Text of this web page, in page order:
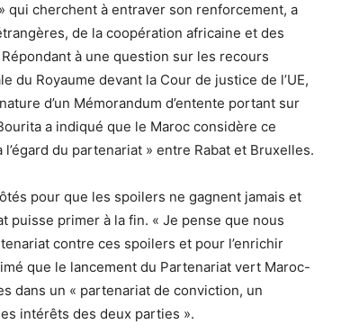
qui cherchent à entraver son renforcement, a
de la coopération africaine et des
à une question sur les recours
du Royaume devant la Cour de justice de l’UE,
d’un Mémorandum d’entente portant sur
a indiqué que le Maroc considère ce
du partenariat » entre Rabat et Bruxelles.
pour que les spoilers ne gagnent jamais et
puisse primer à la fin. « Je pense que nous
contre ces spoilers et pour l’enrichir
que le lancement du Partenariat vert Maroc-
dans un « partenariat de conviction, un
intérêts des deux parties ».